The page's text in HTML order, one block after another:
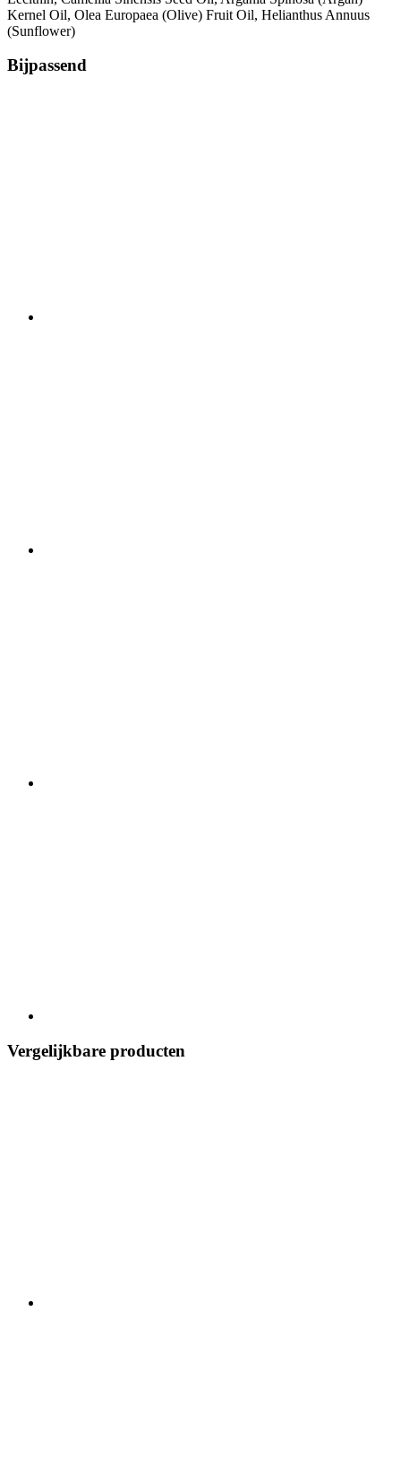
Kernel Oil, Olea Europaea (Olive) Fruit Oil, Helianthus Annuus
(Sunflower)
Bijpassend
Vergelijkbare producten